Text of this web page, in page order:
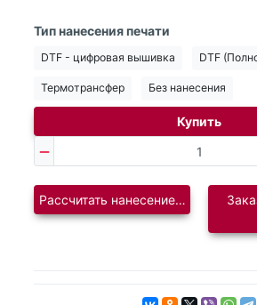
Тип нанесения печати
DTF - цифровая вышивка DTF
Термотрансфер Без нанесения
Купить
Рассчитать нанесение логотипа